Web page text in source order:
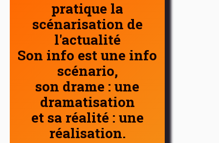
pratique la
scénarisation de
l'actualité
Son info est une info
scénario,
son drame : une
dramatisation
et sa réalité : une
réalisation.